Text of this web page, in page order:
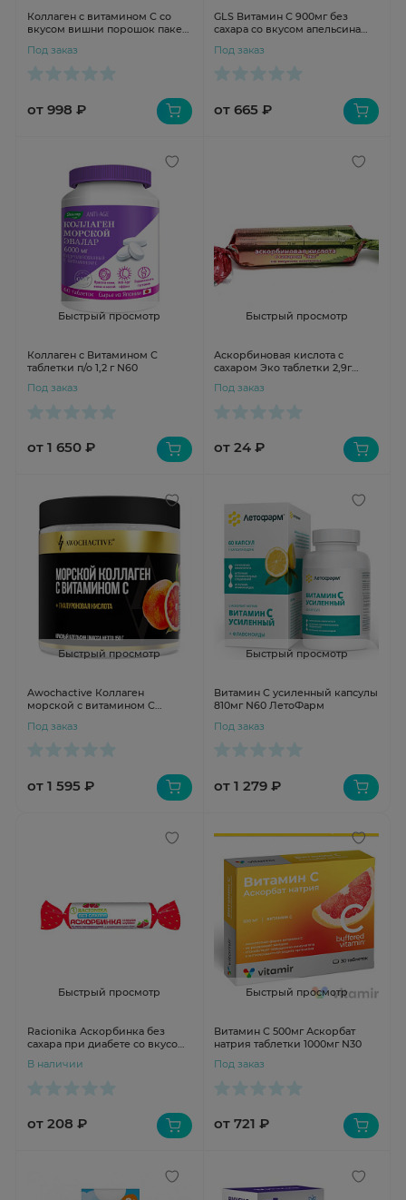
Коллаген с витамином С со
вкусом вишни порошок пакет-
Под заказ
от 998 ₽
GLS Витамин С 900мг без
сахара со вкусом апельсина
Под заказ
от 665 ₽
Быстрый просмотр
Коллаген с Витамином С
таблетки п/о 1,2 г N60
Под заказ
от 1 650 ₽
Быстрый просмотр
Аскорбиновая кислота с
сахаром Эко таблетки 2,9г
Под заказ
от 24 ₽
Быстрый просмотр
Awochactive Коллаген
морской с витамином С
150г
Под заказ
от 1 595 ₽
Быстрый просмотр
Витамин С усиленный капсулы
810мг N60 ЛетоФарм
Под заказ
от 1 279 ₽
Быстрый просмотр
Racionika Аскорбинка без
сахара при диабете со вкусом
В наличии
от 208 ₽
Быстрый просмотр
Витамин С 500мг Аскорбат
натрия таблетки 1000мг N30
Под заказ
от 721 ₽